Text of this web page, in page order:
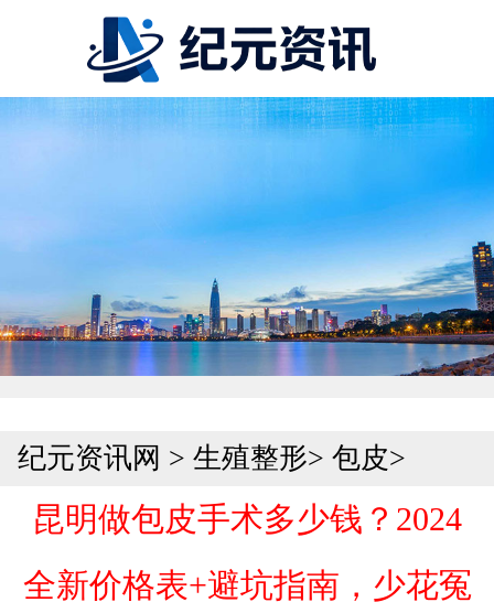
纪元资讯网 > 生殖整形> 包皮>
昆明做包皮手术多少钱？2024
全新价格表+避坑指南，少花冤